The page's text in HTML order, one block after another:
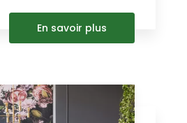
En savoir plus